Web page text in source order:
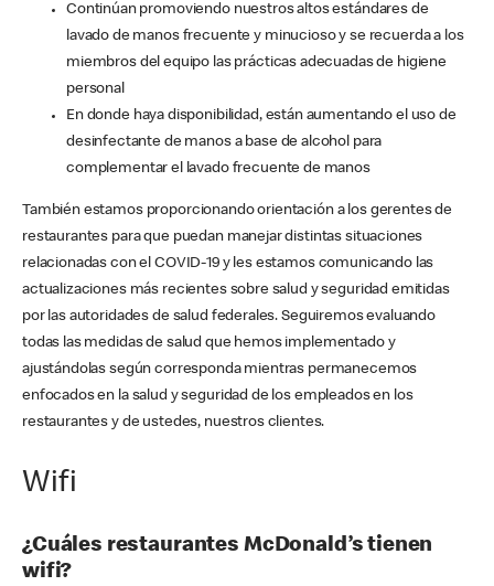
Continúan promoviendo nuestros altos estándares de
lavado de manos frecuente y minucioso y se recuerda a los
miembros del equipo las prácticas adecuadas de higiene
personal
En donde haya disponibilidad, están aumentando el uso de
desinfectante de manos a base de alcohol para
complementar el lavado frecuente de manos
También estamos proporcionando orientación a los gerentes de
restaurantes para que puedan manejar distintas situaciones
relacionadas con el COVID-19 y les estamos comunicando las
actualizaciones más recientes sobre salud y seguridad emitidas
por las autoridades de salud federales. Seguiremos evaluando
todas las medidas de salud que hemos implementado y
ajustándolas según corresponda mientras permanecemos
enfocados en la salud y seguridad de los empleados en los
restaurantes y de ustedes, nuestros clientes.
Wifi
¿Cuáles restaurantes McDonald’s tienen
wifi?